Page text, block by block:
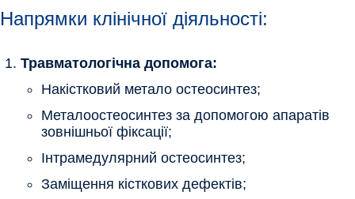
Напрямки клінічної діяльності:
Травматологічна допомога:
Накістковий метало остеосинтез;
Металоостеосинтез за допомогою апаратів
зовнішньої фіксації;
Інтрамедулярний остеосинтез;
Заміщення кісткових дефектів;